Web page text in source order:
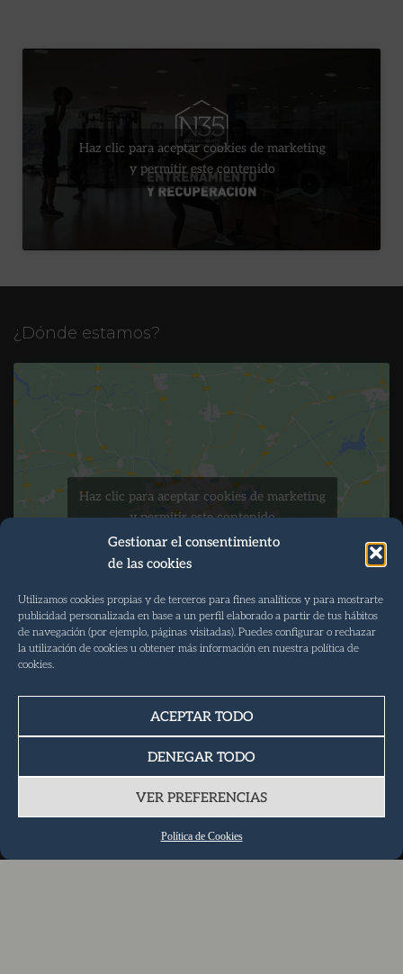
Gestionar el consentimiento
de las cookies
Utilizamos cookies propias y de terceros para fines analíticos y para mostrarte
publicidad personalizada en base a un perfil elaborado a partir de tus hábitos
de navegación (por ejemplo, páginas visitadas). Puedes configurar o rechazar
la utilización de cookies u obtener más información en nuestra política de
cookies.
ACEPTAR TODO
DENEGAR TODO
VER PREFERENCIAS
Política de Cookies
Haz clic para aceptar cookies de marketing
y permitir este contenido
¿Dónde estamos?
Haz clic para aceptar cookies de marketing
y permitir este contenido
Norte 35
Entrenamiento y Recuperación
Tel. 922 088 082